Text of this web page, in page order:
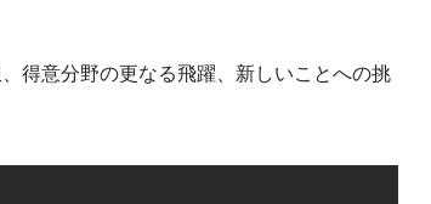
得意分野の更なる飛躍、新しいことへの挑